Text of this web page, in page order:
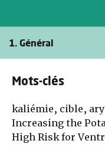
1. Général
Mots-clés
kaliémie, cible,
Increasing the
High Risk for